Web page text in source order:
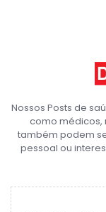
Nossos Posts de
como médicos,
também podem
pessoal ou